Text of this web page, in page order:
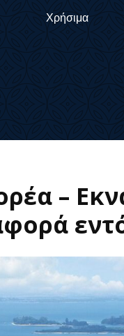
Χρήσιμα
–